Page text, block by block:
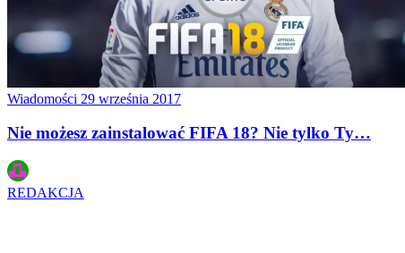
Wiadomości 29 września 2017
Nie możesz zainstalować FIFA 18? Nie tylko Ty…
REDAKCJA